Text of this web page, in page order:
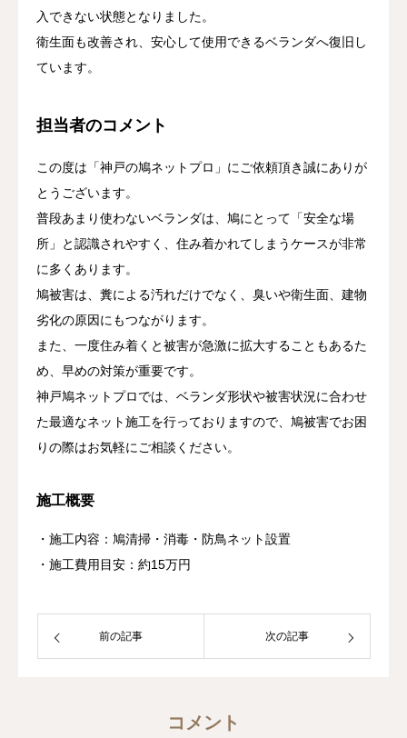
入できない状態となりました。
衛生面も改善され、安心して使用できるベランダへ復旧し
ています。
担当者のコメント
この度は「神戸の鳩ネットプロ」にご依頼頂き誠にありが
とうございます。
普段あまり使わないベランダは、鳩にとって「安全な場
所」と認識されやすく、住み着かれてしまうケースが非常
に多くあります。
鳩被害は、糞による汚れだけでなく、臭いや衛生面、建物
劣化の原因にもつながります。
また、一度住み着くと被害が急激に拡大することもあるた
め、早めの対策が重要です。
神戸鳩ネットプロでは、ベランダ形状や被害状況に合わせ
た最適なネット施工を行っておりますので、鳩被害でお困
りの際はお気軽にご相談ください。
施工概要
・施工内容：鳩清掃・消毒・防鳥ネット設置
・施工費用目安：約15万円
前の記事 次の記事
コメント